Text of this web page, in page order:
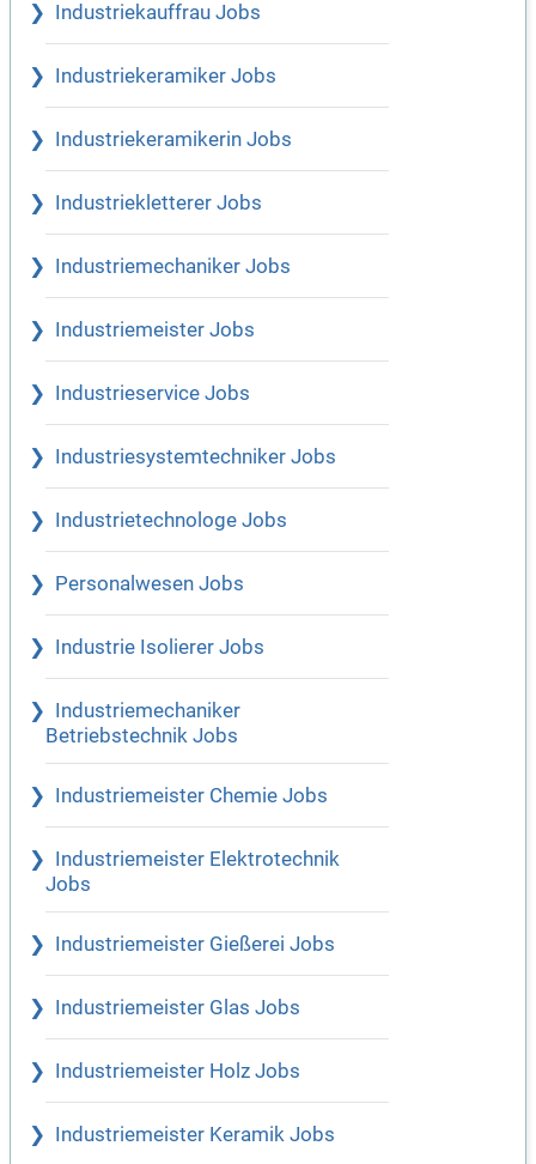
Industriekauffrau Jobs
Industriekeramiker Jobs
Industriekeramikerin Jobs
Industriekletterer Jobs
Industriemechaniker Jobs
Industriemeister Jobs
Industrieservice Jobs
Industriesystemtechniker Jobs
Industrietechnologe Jobs
Personalwesen Jobs
Industrie Isolierer Jobs
Industriemechaniker
Betriebstechnik Jobs
Industriemeister Chemie Jobs
Industriemeister Elektrotechnik
Jobs
Industriemeister Gießerei Jobs
Industriemeister Glas Jobs
Industriemeister Holz Jobs
Industriemeister Keramik Jobs